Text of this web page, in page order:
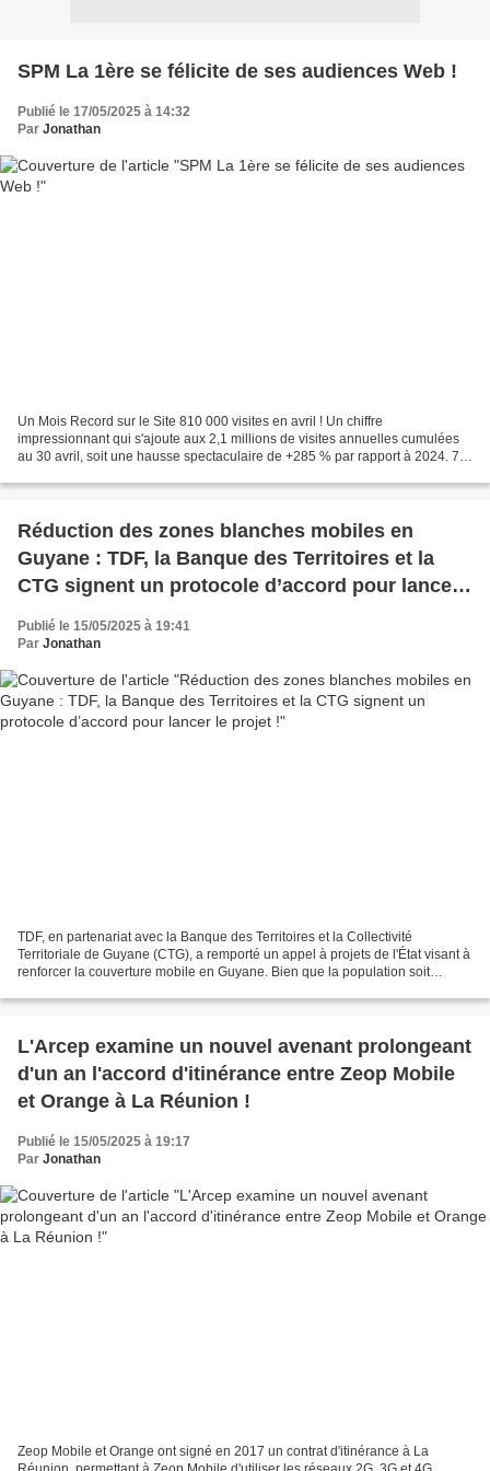
SPM La 1ère se félicite de ses audiences Web !
Publié le 17/05/2025 à 14:32
Par Jonathan
Un Mois Record sur le Site 810 000 visites en avril ! Un chiffre
impressionnant qui s'ajoute aux 2,1 millions de visites annuelles cumulées
au 30 avril, soit une hausse spectaculaire de +285 % par rapport à 2024. 73
Réduction des zones blanches mobiles en
Guyane : TDF, la Banque des Territoires et la
CTG signent un protocole d’accord pour lancer
le projet !
Publié le 15/05/2025 à 19:41
Par Jonathan
TDF, en partenariat avec la Banque des Territoires et la Collectivité
Territoriale de Guyane (CTG), a remporté un appel à projets de l'État visant à
renforcer la couverture mobile en Guyane. Bien que la population soit
L'Arcep examine un nouvel avenant prolongeant
d'un an l'accord d'itinérance entre Zeop Mobile
et Orange à La Réunion !
Publié le 15/05/2025 à 19:17
Par Jonathan
Zeop Mobile et Orange ont signé en 2017 un contrat d'itinérance à La